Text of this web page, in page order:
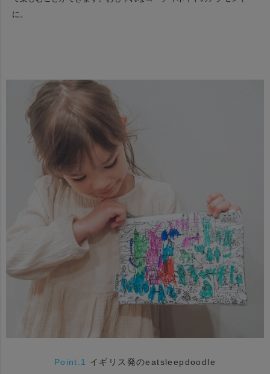
に。
Point.1 イギリス発のeatsleepdoodle